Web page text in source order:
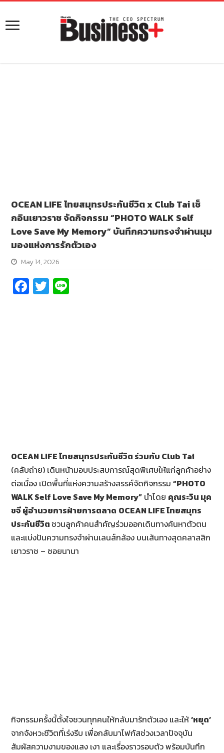
OCEAN LIFE ไทยสมุทรประกันชีวิต x Club Tai เช็
กอินเยาวราช จัดกิจกรรม “PHOTO WALK Self
Love Save My Memory” บันทึกความทรงจำผ่านมุม
มองแห่งการรักตัวเอง
May 14, 2026
Fa
ce
T
wi
OCEAN LIFE ไทยสมุทรประกันชีวิต ร่วมกับ Club Tai
(คลับถ่าย) เดินหน้ามอบประสบการณ์สุดพิเศษให้แก่ลูกค้าอย่าง
ต่อเนื่อง เปิดพื้นที่แห่งความสร้างสรรค์จัดกิจกรรม“PHOTO
WALK Self Love Save My Memory” นำโดย คุณระวิน มุค
ขจี ผู้อำนวยการฝ่ายการตลาด OCEAN LIFE ไทยสมุทร
ประกันชีวิต ชวนลูกค้าคนสำคัญร่วมออกเดินทางค้นหาตัวตน
และแบ่งปันความทรงจำผ่านเลนส์กล้อง บนเส้นทางสุดคลาสสิก
เยาวราช – ซอยนานา
กิจกรรมครั้งนี้ตั้งใจชวนทุกคนให้กลับมาร้กตัวเอง และให้‘หยุด’
จากจังหวะชีวิตที่เร่งรีบ เพื่อกลับมาโฟกัสช่วงเวลาปัจจุบัน
สัมผัสความงามของแสง เงา และเรื่องราวรอบตัว พร้อมบันทึก